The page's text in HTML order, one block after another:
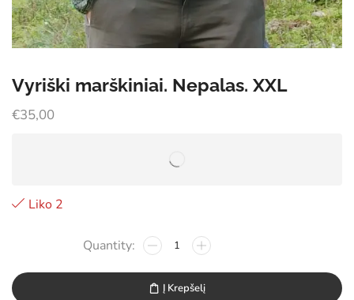
Vyriški marškiniai. Nepalas. XXL
€35,00
Liko 2
Į Krepšelį